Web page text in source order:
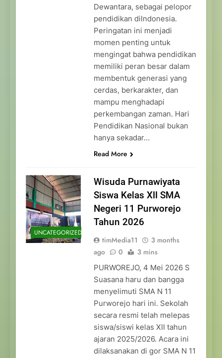
Dewantara, sebagai pelopor
pendidikan diIndonesia.
Peringatan ini menjadi
momen penting untuk
mengingat bahwa pendidikan
memiliki peran besar dalam
membentuk generasi yang
cerdas, berkarakter, dan
mampu menghadapi
perkembangan zaman. Hari
Pendidikan Nasional bukan
hanya sekadar…
Read More
UNCATEGORIZED
Wisuda Purnawiyata
Siswa Kelas XII SMA
Negeri 11 Purworejo
Tahun 2026
timMedia11
3 months
ago
0 3 mins
PURWOREJO, 4 Mei 2026 S
Suasana haru dan bangga
menyelimuti SMA N 11
Purworejo hari ini. Sekolah
secara resmi telah melepas
siswa/siswi kelas XII tahun
ajaran 2025/2026. Acara ini
dilaksanakan di gor SMA N 11